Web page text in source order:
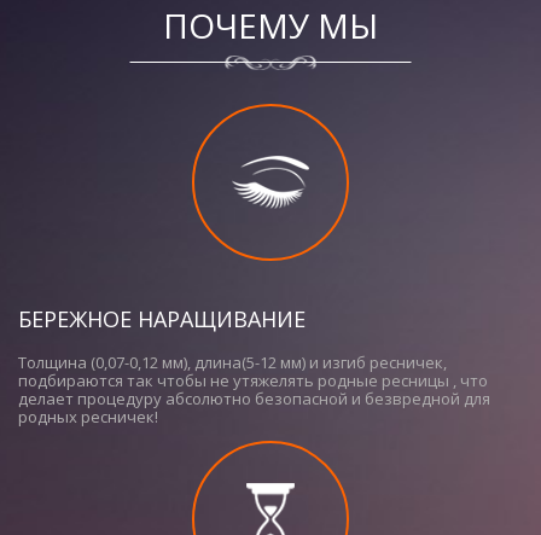
ПОЧЕМУ МЫ
БЕРЕЖНОЕ НАРАЩИВАНИЕ
Толщина (0,07-0,12 мм), длина(5-12 мм) и изгиб ресничек,
подбираются так чтобы не утяжелять родные ресницы , что
делает процедуру абсолютно безопасной и безвредной для
родных ресничек!